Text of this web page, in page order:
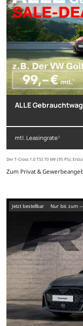
ALLE
mtl. Leasingrate1
Der T-Cross 1.0 TSI 70 kW (95 PS);
Zum Privat &
Jetzt bestellbar nur bis zum --